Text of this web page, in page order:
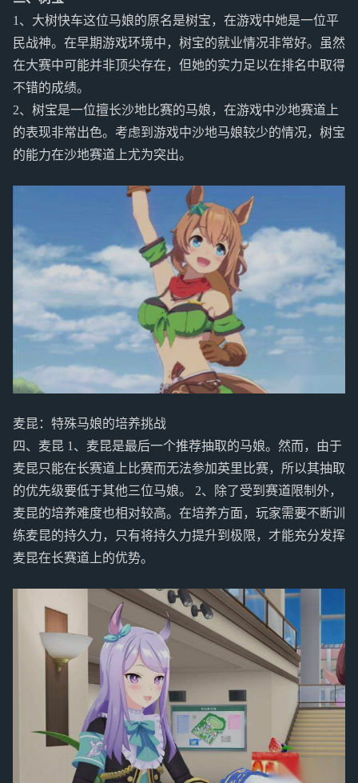
1、大树快车这位马娘的原名是树宝，在游戏中她是一位平
民战神。在早期游戏环境中，树宝的就业情况非常好。虽然
在大赛中可能并非顶尖存在，但她的实力足以在排名中取得
不错的成绩。
2、树宝是一位擅长沙地比赛的马娘，在游戏中沙地赛道上
的表现非常出色。考虑到游戏中沙地马娘较少的情况，树宝
的能力在沙地赛道上尤为突出。
麦昆：特殊马娘的培养挑战
四、麦昆 1、麦昆是最后一个推荐抽取的马娘。然而，由于
麦昆只能在长赛道上比赛而无法参加英里比赛，所以其抽取
的优先级要低于其他三位马娘。 2、除了受到赛道限制外，
麦昆的培养难度也相对较高。在培养方面，玩家需要不断训
练麦昆的持久力，只有将持久力提升到极限，才能充分发挥
麦昆在长赛道上的优势。